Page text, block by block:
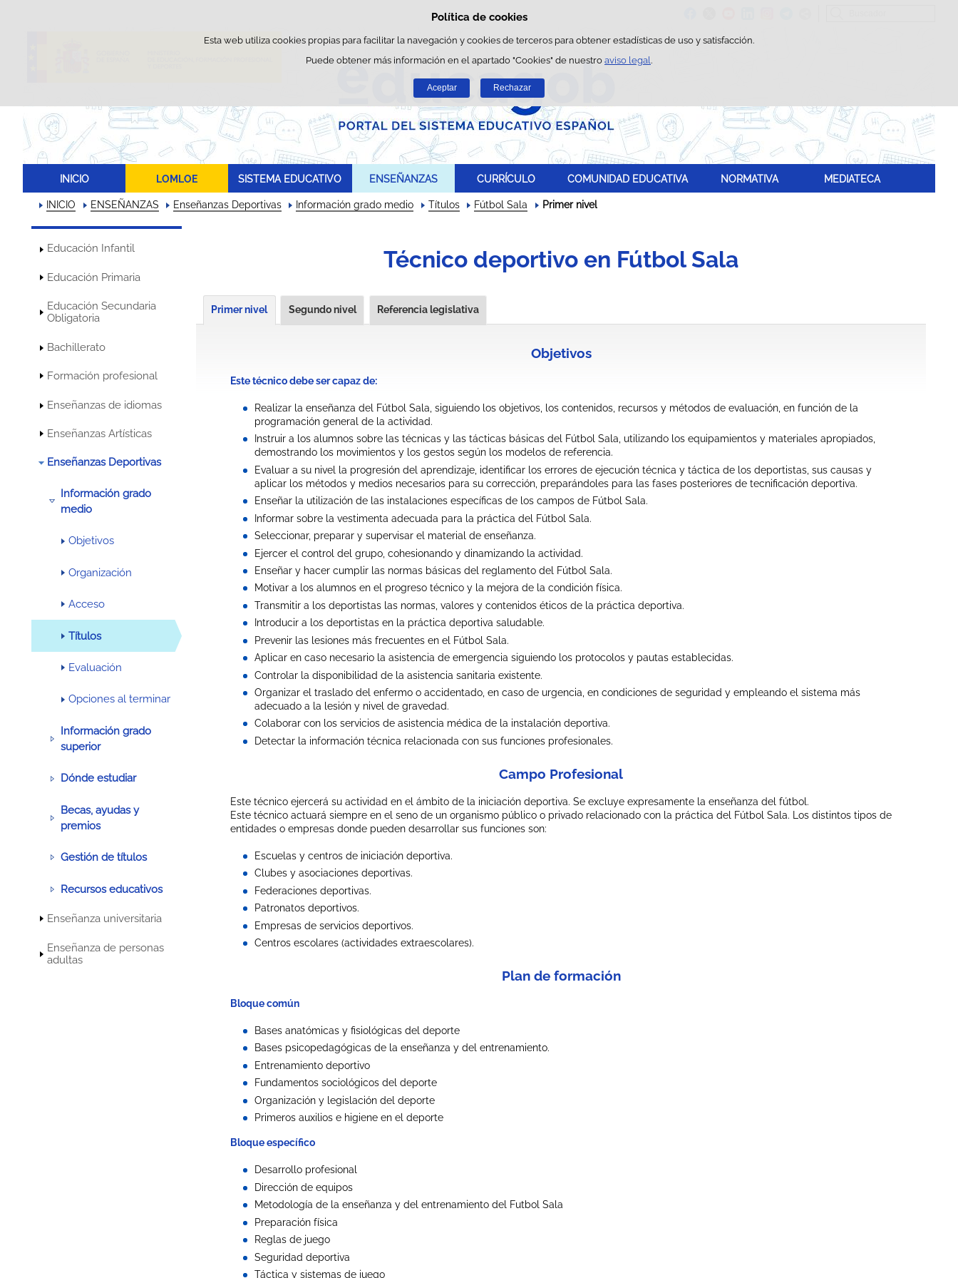
Política de cookies
Esta web utiliza cookies propias para facilitar la navegación y cookies de terceros para obtener estadísticas de uso y satisfacción.
Puede obtener más información en el apartado "Cookies" de nuestro aviso legal .
Aceptar Rechazar
Saltar al contenido
INICIO LOMLOE SISTEMA EDUCATIVO ENSEÑANZAS CURRÍCULO COMUNIDAD EDUCATIVA NORMATIVA MEDIATECA
INICIO ENSEÑANZAS Enseñanzas Deportivas Información grado medio Títulos Fútbol Sala Primer nivel
Educación Infantil
Educación Primaria
Educación Secundaria
Obligatoria
Bachillerato
Formación profesional
Enseñanzas de idiomas
Enseñanzas Artísticas
Enseñanzas Deportivas
Información grado
medio
Objetivos
Organización
Acceso
Títulos
Evaluación
Opciones al terminar
Información grado
superior
Dónde estudiar
Becas, ayudas y
premios
Gestión de títulos
Recursos educativos
Enseñanza universitaria
Enseñanza de personas
adultas
Técnico deportivo en Fútbol Sala
Primer nivel Segundo nivel Referencia legislativa
Objetivos
Este técnico debe ser capaz de:
Realizar la enseñanza del Fútbol Sala, siguiendo los objetivos, los contenidos, recursos y métodos de evaluación, en función de la
programación general de la actividad.
Instruir a los alumnos sobre las técnicas y las tácticas básicas del Fútbol Sala, utilizando los equipamientos y materiales apropiados,
demostrando los movimientos y los gestos según los modelos de referencia.
Evaluar a su nivel la progresión del aprendizaje, identificar los errores de ejecución técnica y táctica de los deportistas, sus causas y
aplicar los métodos y medios necesarios para su corrección, preparándoles para las fases posteriores de tecnificación deportiva.
Enseñar la utilización de las instalaciones específicas de los campos de Fútbol Sala.
Informar sobre la vestimenta adecuada para la práctica del Fútbol Sala.
Seleccionar, preparar y supervisar el material de enseñanza.
Ejercer el control del grupo, cohesionando y dinamizando la actividad.
Enseñar y hacer cumplir las normas básicas del reglamento del Fútbol Sala.
Motivar a los alumnos en el progreso técnico y la mejora de la condición física.
Transmitir a los deportistas las normas, valores y contenidos éticos de la práctica deportiva.
Introducir a los deportistas en la práctica deportiva saludable.
Prevenir las lesiones más frecuentes en el Fútbol Sala.
Aplicar en caso necesario la asistencia de emergencia siguiendo los protocolos y pautas establecidas.
Controlar la disponibilidad de la asistencia sanitaria existente.
Organizar el traslado del enfermo o accidentado, en caso de urgencia, en condiciones de seguridad y empleando el sistema más
adecuado a la lesión y nivel de gravedad.
Colaborar con los servicios de asistencia médica de la instalación deportiva.
Detectar la información técnica relacionada con sus funciones profesionales.
Campo Profesional
Este técnico ejercerá su actividad en el ámbito de la iniciación deportiva. Se excluye expresamente la enseñanza del fútbol.
Este técnico actuará siempre en el seno de un organismo público o privado relacionado con la práctica del Fútbol Sala. Los distintos tipos de
entidades o empresas donde pueden desarrollar sus funciones son:
Escuelas y centros de iniciación deportiva.
Clubes y asociaciones deportivas.
Federaciones deportivas.
Patronatos deportivos.
Empresas de servicios deportivos.
Centros escolares (actividades extraescolares).
Plan de formación
Bloque común
Bases anatómicas y fisiológicas del deporte
Bases psicopedagógicas de la enseñanza y del entrenamiento.
Entrenamiento deportivo
Fundamentos sociológicos del deporte
Organización y legislación del deporte
Primeros auxilios e higiene en el deporte
Bloque específico
Desarrollo profesional
Dirección de equipos
Metodología de la enseñanza y del entrenamiento del Futbol Sala
Preparación física
Reglas de juego
Seguridad deportiva
Táctica y sistemas de juego